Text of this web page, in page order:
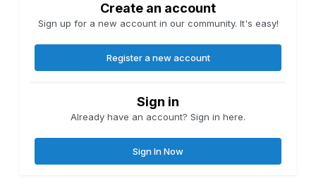
Create an account
Sign up for a new account in our community. It's easy!
Register a new account
Sign in
Already have an account? Sign in here.
Sign In Now